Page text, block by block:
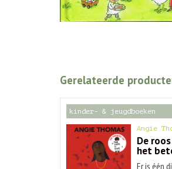
Gerelateerde
kinder- & jeugdboeken
Angie
De
het
Er is één